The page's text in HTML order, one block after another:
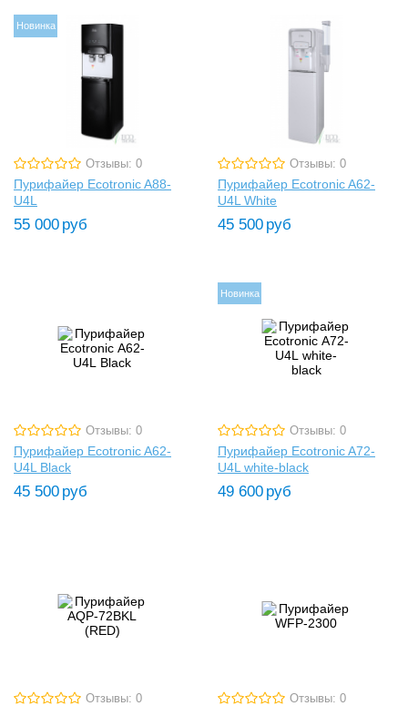
Новинка
Отзывы: 0
Пурифайер Ecotronic A88-
U4L
55 000 руб
Отзывы: 0
Пурифайер Ecotronic A62-
U4L White
45 500 руб
Отзывы: 0
Пурифайер Ecotronic A62-
U4L Black
45 500 руб
Новинка
Отзывы: 0
Пурифайер Ecotronic A72-
U4L white-black
49 600 руб
Отзывы: 0 Отзывы: 0